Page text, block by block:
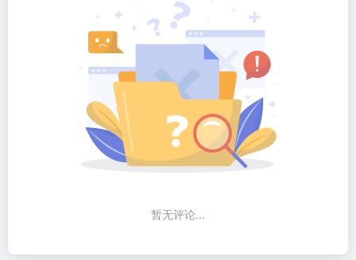
暂无评论...